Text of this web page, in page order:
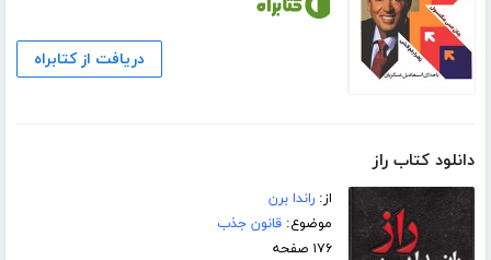
دریافت از کتابراه
دانلود کتاب راز
از:راندا برن
موضوع:قانون جذب
۱۷۶ صفحه